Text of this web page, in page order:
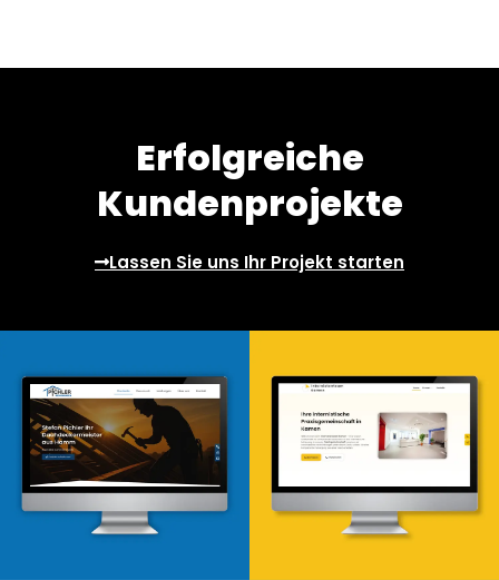
Erfolgreiche
Kundenprojekte
Lassen Sie uns Ihr Projekt starten